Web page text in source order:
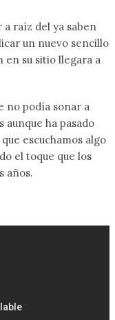
a raíz del ya saben
un nuevo sencillo
en su sitio llegara a
no podía sonar a
aunque ha pasado
escuchamos algo
el toque que los
años.